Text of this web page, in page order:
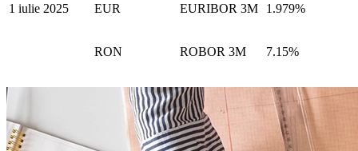
1 iulie 2025 EUR EURIBOR 3M 1.979%
RON ROBOR 3M 7.15%